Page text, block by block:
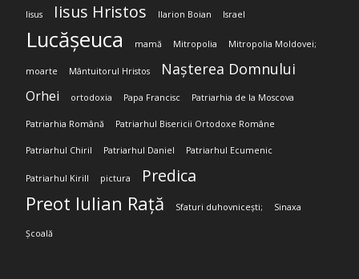
Iisus Iisus Hristos Ilarion Boian Israel
Lucășeuca mamă Mitropolia Mitropolia Moldovei;
moarte Mântuitorul Hristos Nașterea Domnului
Orhei ortodoxia Papa Francisc Patriarhia de la Moscova
Patriarhia Română Patriarhul Bisericii Ortodoxe Române
Patriarhul Chiril Patriarhul Daniel Patriarhul Ecumenic
Patriarhul Kirill pictura Predica
Preot Iulian Rață Sfaturi duhovnicești; Sinaxa
Școală